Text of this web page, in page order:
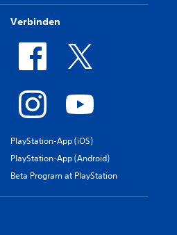
Verbinden
PlayStation-App (iOS)
PlayStation-App (Android)
Beta Program at PlayStation